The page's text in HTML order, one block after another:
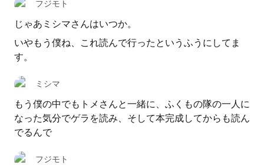
フジモト
じゃあミシマさんはいつか。
いやもう僕ね、これ読んで行ったというふうにしてま
す。
ミシマ
もう僕の中でもトメさんと一緒に、ふくもの隊の一人に
なった気分でゲラを読み、そして本完成してからも読ん
でるんで
フジモト